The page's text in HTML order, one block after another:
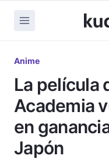
Anime
La película
Academia
en
Japón